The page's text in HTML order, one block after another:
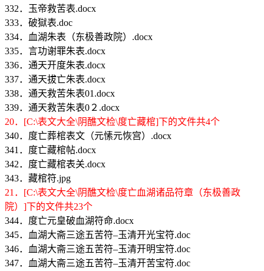
332．玉帝救苦表.docx
333．破獄表.doc
334．血湖朱表（东极善政院）.docx
335．言功谢罪朱表.docx
336．通天开度朱表.docx
337．通天拔亡朱表.docx
338．通天救苦朱表01.docx
339．通天救苦朱表0２.docx
20．[C:\表文大全\阴醮文检\度亡藏棺]下的文件共4个
340．度亡葬棺表文（元愫元恢宫）.docx
341．度亡藏棺帖.docx
342．度亡藏棺表关.docx
343．藏棺符.jpg
21．[C:\表文大全\阴醮文检\度亡血湖诸品符章（东极善政
院）]下的文件共23个
344．度亡元皇破血湖符命.docx
345．血湖大斋三途五苦符–玉清开光宝符.doc
346．血湖大斋三途五苦符–玉清开明宝符.doc
347．血湖大斋三途五苦符–玉清开苦宝符.doc